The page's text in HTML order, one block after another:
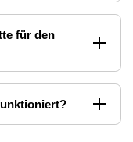
für den